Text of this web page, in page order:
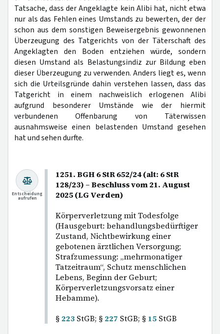
Tatsache, dass der Angeklagte kein Alibi hat, nicht etwa
nur als das Fehlen eines Umstands zu bewerten, der der
schon aus dem sonstigen Beweisergebnis gewonnenen
Überzeugung des Tatgerichts von der Täterschaft des
Angeklagten den Boden entziehen würde, sondern
diesen Umstand als Belastungsindiz zur Bildung eben
dieser Überzeugung zu verwenden. Anders liegt es, wenn
sich die Urteilsgründe dahin verstehen lassen, dass das
Tatgericht in einem nachweislich erlogenen Alibi
aufgrund besonderer Umstände wie der hiermit
verbundenen Offenbarung von Täterwissen
ausnahmsweise einen belastenden Umstand gesehen
hat und sehen durfte.
1251. BGH 6 StR 652/24 (alt: 6 StR
128/23) – Beschluss vom 21. August
2025 (LG Verden)
Körperverletzung mit Todesfolge
(Hausgeburt: behandlungsbedürftiger
Zustand, Nichtbewirkung einer
gebotenen ärztlichen Versorgung;
Strafzumessung: „mehrmonatiger
Tatzeitraum“, Schutz menschlichen
Lebens, Beginn der Geburt;
Körperverletzungsvorsatz einer
Hebamme).
§ 223 StGB; § 227 StGB; § 15 StGB
Entscheidung
aufrufen